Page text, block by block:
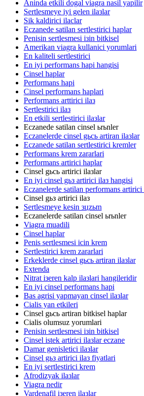
Aninda etkili dogal viagra nasil yapilir
Sertlesmeye iyi gelen ilaзlar
Sik kaldirici ilaclar
Eczanede satilan sertlestirici haplar
Penisin sertlesmesi iзin bitkisel
Amerikan viagra kullanici yorumlari
En kaliteli sertlestirici
En iyi performans hapi hangisi
Cinsel haplar
Performans hapi
Cinsel performans haplari
Performans arttirici ilaз
Sertlestirici ilaз
En etkili sertlestirici ilaзlar
Eczanede satilan cinsel ьrьnler
Eczanelerde cinsel gьcь artiran ilaзlar
Eczanede satilan sertlestirici kremler
Performans krem zararlari
Performans artirici haplar
Cinsel gьcь artirici ilaзlar
En iyi cinsel gьз artirici ilaз hangisi
Eczanelerde satilan performans artirici
Cinsel gьз artirici ilaз
Sertlesmeye kesin зцzьm
Eczanelerde satilan cinsel ьrьnler
Viagra muadili
Cinsel haplar
Penis sertlesmesi icin krem
Sertlestirici krem zararlari
Erkeklerde cinsel gьcь artiran ilaзlar
Extenda
Nitrat iзeren kalp ilaзlari hangileridir
En iyi cinsel performans hapi
Bas agrisi yapmayan cinsel ilaзlar
Cialis yan etkileri
Cinsel gьcь artiran bitkisel haplar
Cialis olumsuz yorumlari
Penisin sertlesmesi iзin bitkisel
Cinsel istek artirici ilaзlar eczane
Damar genisletici ilaзlar
Cinsel gьз artirici ilaз fiyatlari
En iyi sertlestirici krem
Afrodizyak ilaзlar
Viagra nedir
Vardenafil iзeren ilaзlar